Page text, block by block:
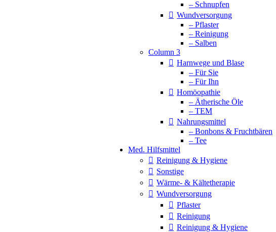
– Schnupfen
Wundversorgung
– Pflaster
– Reinigung
– Salben
Column 3
Harnwege und Blase
– Für Sie
– Für Ihn
Homöopathie
– Ätherische Öle
– TEM
Nahrungsmittel
– Bonbons & Fruchtbären
– Tee
Med. Hilfsmittel
Reinigung & Hygiene
Sonstige
Wärme- & Kältetherapie
Wundversorgung
Pflaster
Reinigung
Reinigung & Hygiene